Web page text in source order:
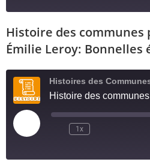
RSS FEED
SHARE
EMBED
Histoire des communes
Émilie Leroy: Bonnelles
Histoires des
1x